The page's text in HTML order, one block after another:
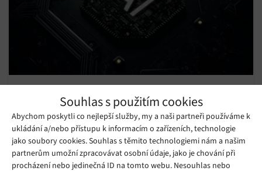
Souhlas s použitím cookies
Abychom poskytli co nejlepší služby, my a naši partneři používáme k
ukládání a/nebo přístupu k informacím o zařízeních, technologie
jako soubory cookies. Souhlas s těmito technologiemi nám a našim
partnerům umožní zpracovávat osobní údaje, jako je chování při
procházení nebo jedinečná ID na tomto webu. Nesouhlas nebo
Pondělí 27. 10. 2025 Ivana
Rozmach AI zvyšuje ceny paměťových čipů. Výrobci přesouvají
výrobu na čipy pro umělou inteligenci a vyvolávají nedostatek
běžných pamětí.